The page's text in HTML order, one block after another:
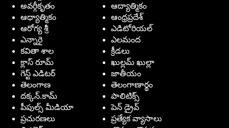
అవర్గీకృతం
ఆద్యాత్మికం
ఆధ్యాత్మికం
ఆంధ్రప్రదేశ్
ఆరోగ్య శ్రీ
ఎడిటోరియల్
ఎన్నారై
ఎలమంద
కవితా శాల
క్రీడలు
క్లాస్ రూమ్
ఖుల్లమ్ ఖుల్లా
గెస్ట్ ఎడిటర్
జాతీయం
తెలంగాణ
తెలంగాణార్థం
దక్కన్.కామ్
పాలిటిక్స్
పీపుల్స్ ‌మీడియా
పెన్ డ్రైవ్
ప్రచురణలు
ప్రత్యేక వ్యాసాలు